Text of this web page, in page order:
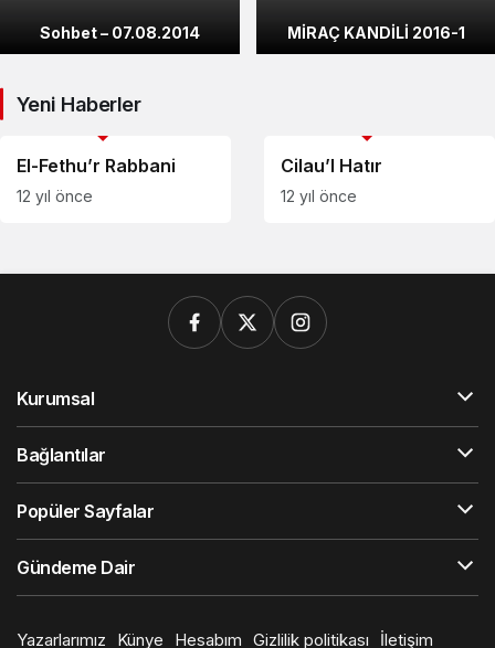
Sohbet – 07.08.2014 MİRAÇ KANDİLİ 2016-1
Yeni Haberler
El-Fethu’r Rabbani
12 yıl önce
Cilau’l Hatır
12 yıl önce
Kurumsal
Bağlantılar
Popüler Sayfalar
Gündeme Dair
Yazarlarımız Künye Hesabım Gizlilik politikası İletişim